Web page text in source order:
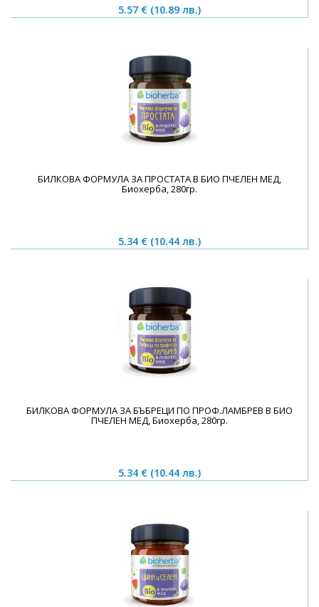
5.57 € (10.89 лв.)
БИЛКОВА ФОРМУЛА ЗА ПРОСТАТА В БИО ПЧЕЛЕН МЕД,
Биохерба, 280гр.
5.34 € (10.44 лв.)
БИЛКОВА ФОРМУЛА ЗА БЪБРЕЦИ ПО ПРОФ.ЛАМБРЕВ В БИО
ПЧЕЛЕН МЕД, Биохерба, 280гр.
5.34 € (10.44 лв.)